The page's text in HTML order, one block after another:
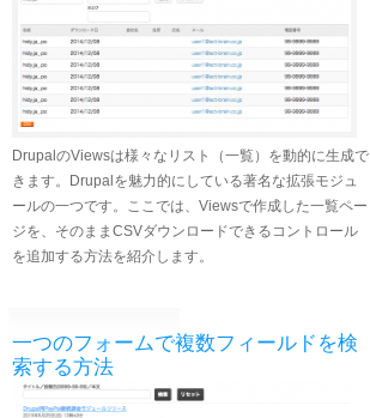
DrupalのViewsは様々なリスト（一覧）を動的に生成で
きます。Drupalを魅力的にしている著名な拡張モジュ
ールの一つです。ここでは、Viewsで作成した一覧ペー
ジを、そのままCSVダウンロードできるコントロール
を追加する方法を紹介します。
一つのフォームで複数フィールドを検
索する方法